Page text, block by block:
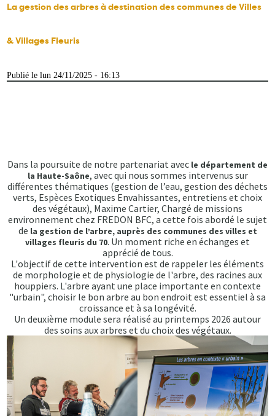
La gestion des arbres à destination des communes de Villes
& Villages Fleuris
Publié le lun 24/11/2025 - 16:13
Dans la poursuite de notre partenariat avec le département de
la Haute-Saône, avec qui nous sommes intervenus sur
différentes thématiques (gestion de l’eau, gestion des déchets
verts, Espèces Exotiques Envahissantes, entretiens et choix
des végétaux), Maxime Cartier, Chargé de missions
environnement chez FREDON BFC, a cette fois abordé le sujet
de la gestion de l’arbre, auprès des communes des villes et
villages fleuris du 70. Un moment riche en échanges et
apprécié de tous.
L'objectif de cette intervention est de rappeler les éléments
de morphologie et de physiologie de l'arbre, des racines aux
houppiers. L'arbre ayant une place importante en contexte
"urbain", choisir le bon arbre au bon endroit est essentiel à sa
croissance et à sa longévité.
Un deuxième module sera réalisé au printemps 2026 autour
des soins aux arbres et du choix des végétaux.